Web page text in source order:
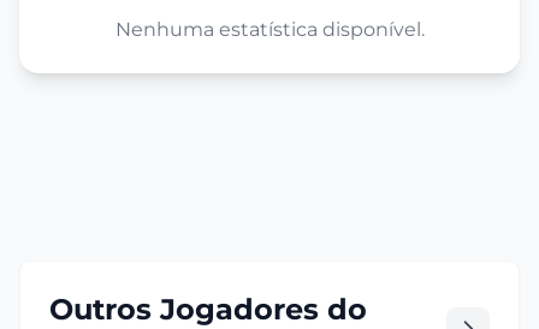
Nenhuma estatística disponível.
Outros Jogadores do